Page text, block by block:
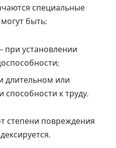
специальные
быть:
при установлении
длительном или
к труду.
степени повреждения